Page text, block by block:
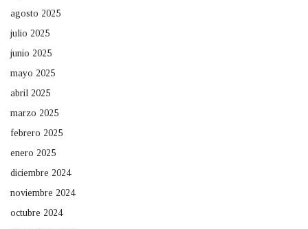
agosto 2025
julio 2025
junio 2025
mayo 2025
abril 2025
marzo 2025
febrero 2025
enero 2025
diciembre 2024
noviembre 2024
octubre 2024